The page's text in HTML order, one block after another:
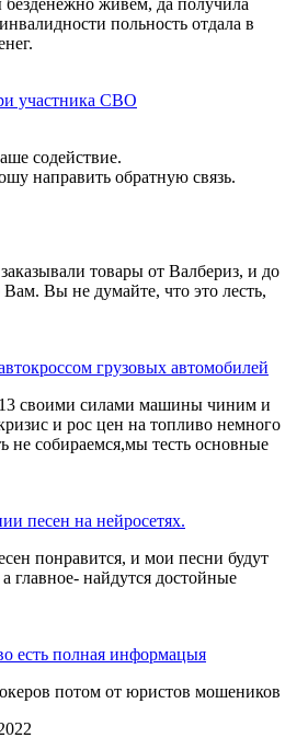
польность отдала в
участника СВО
содействие.
направить обратную связь.
товары от Валбериз, и до
Вы не думайте, что это лесть,
грузовых автомобилей
своими силами машины чиним и
и рос цен на топливо немного
не собираемся,мы тесть основные
песен на нейросетях.
понравится, и мои песни будут
главное- найдутся достойные
есть полная информацыя
потом от юристов мошеников